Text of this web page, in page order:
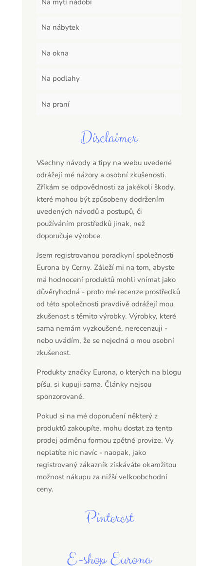
Na nábytek
Na okna
Na podlahy
Na praní
Disclaimer
Všechny návody a tipy na webu uvedené
odrážejí mé názory a osobní zkušenosti.
Zříkám se odpovědnosti za jakékoli škody,
které mohou být způsobeny dodržením
uvedených návodů a postupů, či
používáním prostředků jinak, než
doporučuje výrobce.
Jsem registrovanou poradkyní společnosti
Eurona by Cerny. Záleží mi na tom, abyste
má hodnocení produktů mohli vnímat jako
důvěryhodná - proto mé recenze prostředků
od této společnosti pravdivě odrážejí mou
zkušenost s těmito výrobky. Výrobky, které
sama nemám vyzkoušené, nerecenzuji -
nebo uvádím, že se nejedná o mou osobní
zkušenost.
Produkty značky Eurona, o kterých na blogu
píšu, si kupuji sama. Články nejsou
sponzorované.
Pokud si na mé doporučení některý z
produktů zakoupíte, mohu dostat za tento
prodej odměnu formou zpětné provize. Vy
neplatíte nic navíc - naopak, jako
registrovaný zákazník získáváte okamžitou
možnost nákupu za nižší velkoobchodní
ceny.
Pinterest
E-shop Eurona